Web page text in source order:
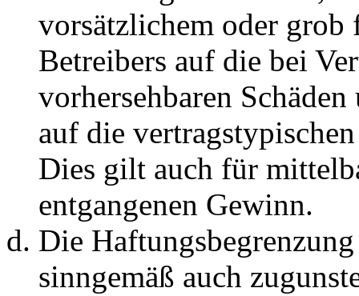
vorsätzlichem oder grob
Betreibers auf die bei
vorhersehbaren
auf die
Dies gilt auch für
entgangenen Gewinn.
Die
sinngemäß auch